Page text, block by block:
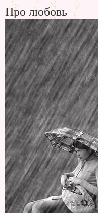
Про любовь